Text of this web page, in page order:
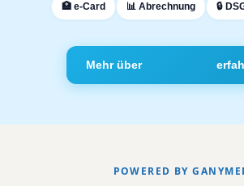
🏥 e-Card 📊 Abrechnung 🔒
Mehr über
POWERED BY